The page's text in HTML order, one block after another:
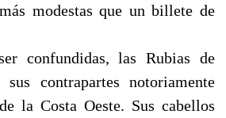
modestas que un billete de
confundidas, las Rubias de
contrapartes notoriamente
la Costa Oeste. Sus cabellos